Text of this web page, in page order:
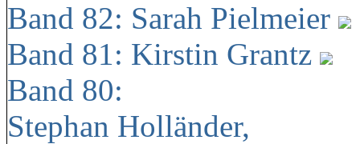
Band 82: Sarah Pielmeier
Band 81: Kirstin Grantz
Band 80:
Stephan Holländer,